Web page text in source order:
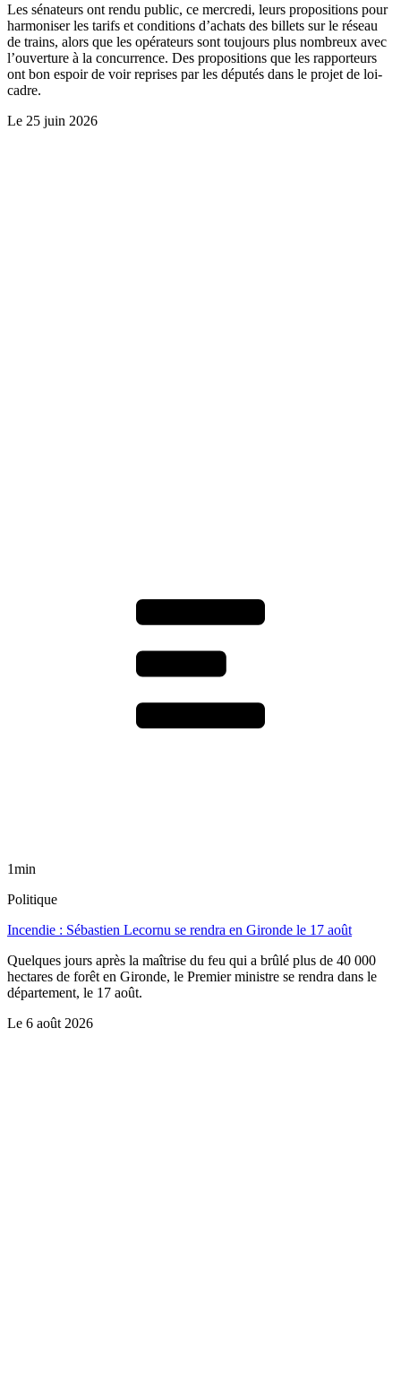
Les sénateurs ont rendu public, ce mercredi, leurs propositions pour
harmoniser les tarifs et conditions d’achats des billets sur le réseau
de trains, alors que les opérateurs sont toujours plus nombreux avec
l’ouverture à la concurrence. Des propositions que les rapporteurs
ont bon espoir de voir reprises par les députés dans le projet de loi-
cadre.
Le 25 juin 2026
1min
Politique
Incendie : Sébastien Lecornu se rendra en Gironde le 17 août
Quelques jours après la maîtrise du feu qui a brûlé plus de 40 000
hectares de forêt en Gironde, le Premier ministre se rendra dans le
département, le 17 août.
Le 6 août 2026